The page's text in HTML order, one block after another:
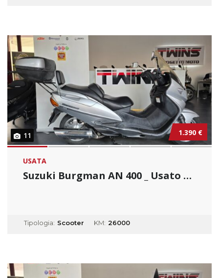
11 1.390 €
USATA
Suzuki Burgman AN 400 _ Usato Permutabile...
Tipologia: Scooter KM: 26000